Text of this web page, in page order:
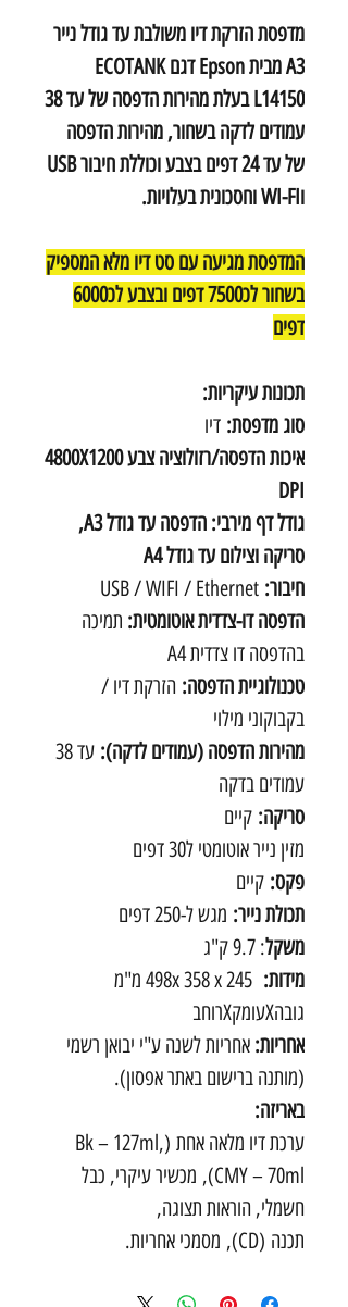
מדפסת הזרקת דיו משולבת עד גודל נייר
A3 מבית Epson דגם ECOTANK
L14150 בעלת מהירות הדפסה של עד 38
עמודים לדקה בשחור, מהירות הדפסה
של עד 24 דפים בצבע וכוללת חיבור USB
וWI-FI וחסכונית בעלויות.
המדפסת מגיעה עם סט דיו מלא המספיק
בשחור לכ7500 דפים ובצבע לכ6000
דפים
תכונות עיקריות:
סוג מדפסת: דיו
איכות הדפסה/רזולוציה צבע 4800X1200
DPI
גודל דף מירבי: הדפסה עד גודל A3,
סריקה וצילום עד גודל A4
חיבור: USB / WIFI / Ethernet
הדפסה דו-צדדית אוטומטית: תמיכה
בהדפסה דו צדדית A4
טכנולוגיית הדפסה: הזרקת דיו /
בקבוקוני מילוי
מהירות הדפסה (עמודים לדקה):
עד 38
עמודים בדקה
סריקה: קיים
מזין נייר אוטומטי ל30 דפים
פקס: קיים
תכולת נייר: מגש ל-250 דפים
משקל: 9.7 ק"ג
מידות:
498x 358 x 245 מ"מ
גובהXעומקXרוחב
אחריות: אחריות לשנה ע"י יבואן רשמי
(מותנה ברישום באתר אפסון).
באריזה:
ערכת דיו מלאה אחת (Bk – 127ml,
CMY – 70ml), מכשיר עיקרי, כבל
חשמלי, הוראות תצוגה,
תכנה (CD), מסמכי אחריות.